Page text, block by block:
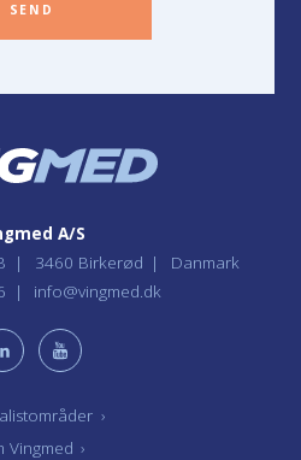
SEND
›
Vingmed ›
A/S
3460 Birkerød
Danmark
info@vingmed.dk